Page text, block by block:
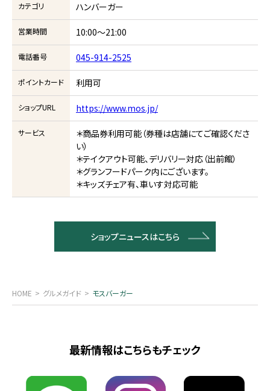
カテゴリ ハンバーガー
営業時間 10:00～21:00
電話番号 045-914-2525
ポイントカード 利用可
ショップURL https://www.mos.jp/
サービス
＊商品券利用可能（券種は店舗にてご確認くださ
い）
＊テイクアウト可能、デリバリー対応（出前館）
＊グランフードパーク内にございます。
＊キッズチェア有、車いす対応可能
ショップニュースはこちら
HOME グルメガイド モスバーガー
最新情報はこちらもチェック